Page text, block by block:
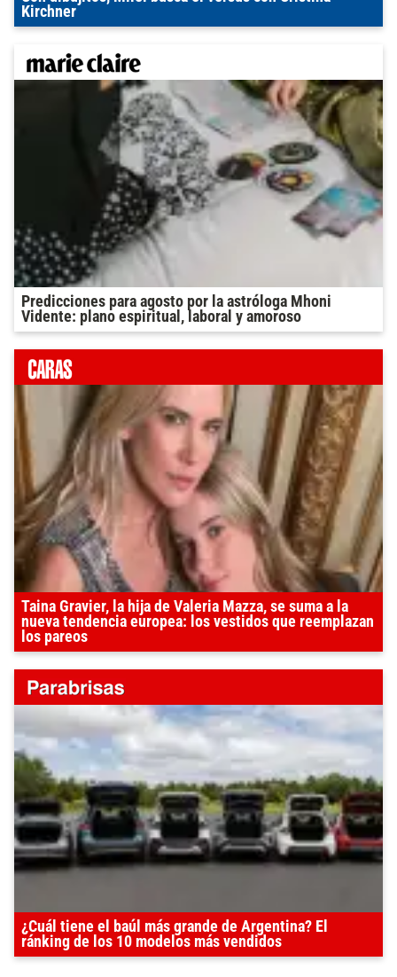
Kirchner
Predicciones para agosto por la astróloga Mhoni
Vidente: plano espiritual, laboral y amoroso
Taina Gravier, la hija de Valeria Mazza, se suma a la
nueva tendencia europea: los vestidos que reemplazan
los pareos
¿Cuál tiene el baúl más grande de Argentina? El
ránking de los 10 modelos más vendidos